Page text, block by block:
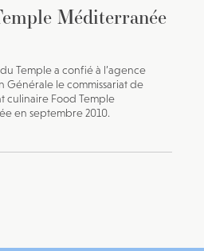
Méditerranée
Temple a confié à l’agence
Générale le commissariat de
culinaire Food Temple
en septembre 2010.